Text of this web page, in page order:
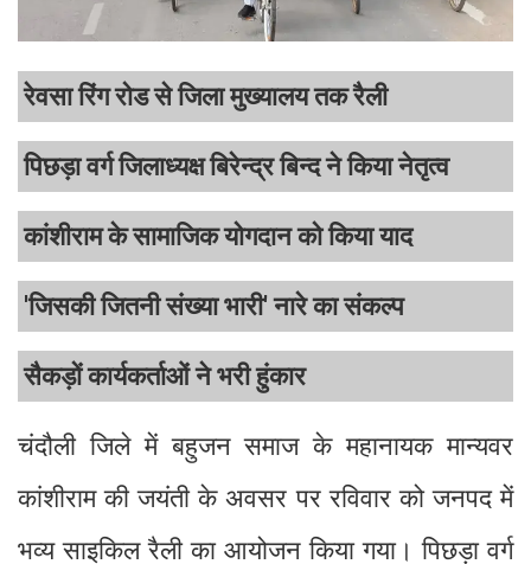
रेवसा रिंग रोड से जिला मुख्यालय तक रैली
पिछड़ा वर्ग जिलाध्यक्ष बिरेन्द्र बिन्द ने किया नेतृत्व
कांशीराम के सामाजिक योगदान को किया याद
'जिसकी जितनी संख्या भारी' नारे का संकल्प
सैकड़ों कार्यकर्ताओं ने भरी हुंकार
चंदौली जिले में बहुजन समाज के महानायक मान्यवर
कांशीराम की जयंती के अवसर पर रविवार को जनपद में
भव्य साइकिल रैली का आयोजन किया गया। पिछड़ा वर्ग